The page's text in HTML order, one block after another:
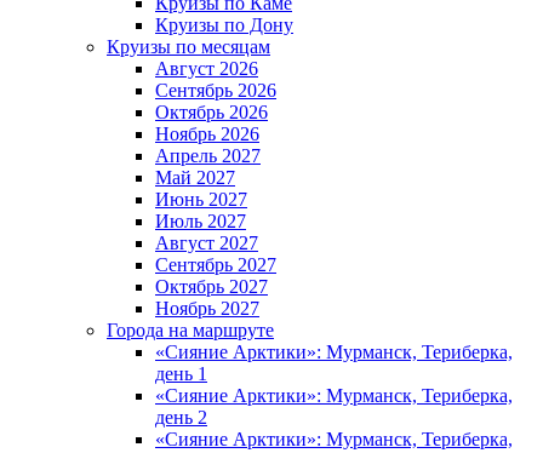
Круизы по Дону
Круизы по месяцам
Август 2026
Сентябрь 2026
Октябрь 2026
Ноябрь 2026
Апрель 2027
Май 2027
Июнь 2027
Июль 2027
Август 2027
Сентябрь 2027
Октябрь 2027
Ноябрь 2027
Города на маршруте
«Сияние Арктики»: Мурманск, Териберка,
день 1
«Сияние Арктики»: Мурманск, Териберка,
день 2
«Сияние Арктики»: Мурманск, Териберка,